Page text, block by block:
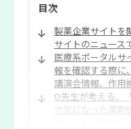
目次
製薬企業サイトを
サイトのニュース
医療系ポータルサ
報を確認する際に
講演会情報、作用
O先生が考える、
で気になった薬